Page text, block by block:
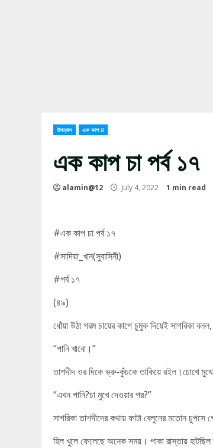
উপন্যাস এক কাপ চা
এক কাপ চা পর্ব ১৭
alamin@12 July 4, 2022 1 min read
#এক কাপ চা পর্ব ১৭
#সাদিয়া_খান(সুবাসিনী)
#পর্ব ১৭
(৪৯)
ধোঁয়া উঠা গরম চায়ের কাপে চুমুক দিয়েই সাগরিকা বলল,
“পানি খাবো।”
তাশদীদ ওর দিকে ভ্রু-কুঁচকে তাকিয়ে রইল।চোখে
“এখন পানি?চা মুখে দেওয়ার পর?”
সাগরিকা তাশদীদের কথায় ফাটা বেলুনের মতোন চুপসে
হিল খুলে ফেলেছে অনেক সময়। পাকা রাস্তায় হাটছিল